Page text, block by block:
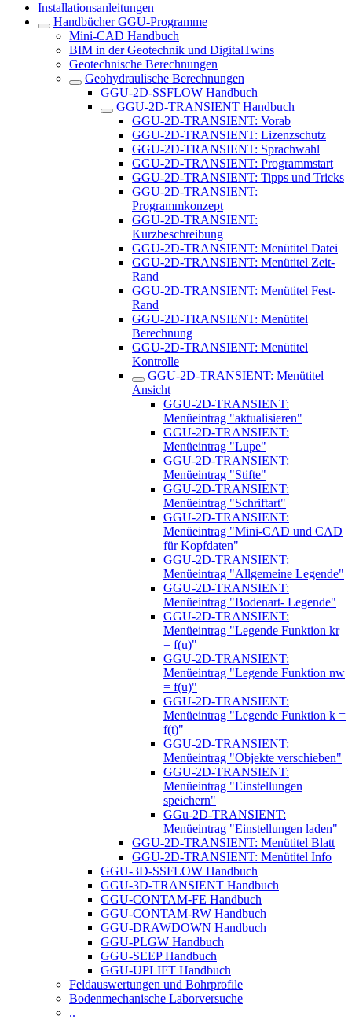
Installationsanleitungen
Handbücher GGU-Programme
Mini-CAD Handbuch
BIM in der Geotechnik und DigitalTwins
Geotechnische Berechnungen
Geohydraulische Berechnungen
GGU-2D-SSFLOW Handbuch
GGU-2D-TRANSIENT Handbuch
GGU-2D-TRANSIENT: Vorab
GGU-2D-TRANSIENT: Lizenzschutz
GGU-2D-TRANSIENT: Sprachwahl
GGU-2D-TRANSIENT: Programmstart
GGU-2D-TRANSIENT: Tipps und Tricks
GGU-2D-TRANSIENT:
Programmkonzept
GGU-2D-TRANSIENT:
Kurzbeschreibung
GGU-2D-TRANSIENT: Menütitel Datei
GGU-2D-TRANSIENT: Menütitel Zeit-
Rand
GGU-2D-TRANSIENT: Menütitel Fest-
Rand
GGU-2D-TRANSIENT: Menütitel
Berechnung
GGU-2D-TRANSIENT: Menütitel
Kontrolle
GGU-2D-TRANSIENT: Menütitel
Ansicht
GGU-2D-TRANSIENT:
Menüeintrag "aktualisieren"
GGU-2D-TRANSIENT:
Menüeintrag "Lupe"
GGU-2D-TRANSIENT:
Menüeintrag "Stifte"
GGU-2D-TRANSIENT:
Menüeintrag "Schriftart"
GGU-2D-TRANSIENT:
Menüeintrag "Mini-CAD und CAD
für Kopfdaten"
GGU-2D-TRANSIENT:
Menüeintrag "Allgemeine Legende"
GGU-2D-TRANSIENT:
Menüeintrag "Bodenart- Legende"
GGU-2D-TRANSIENT:
Menüeintrag "Legende Funktion kr
= f(u)"
GGU-2D-TRANSIENT:
Menüeintrag "Legende Funktion nw
= f(u)"
GGU-2D-TRANSIENT:
Menüeintrag "Legende Funktion k =
f(t)"
GGU-2D-TRANSIENT:
Menüeintrag "Objekte verschieben"
GGU-2D-TRANSIENT:
Menüeintrag "Einstellungen
speichern"
GGu-2D-TRANSIENT:
Menüeintrag "Einstellungen laden"
GGU-2D-TRANSIENT: Menütitel Blatt
GGU-2D-TRANSIENT: Menütitel Info
GGU-3D-SSFLOW Handbuch
GGU-3D-TRANSIENT Handbuch
GGU-CONTAM-FE Handbuch
GGU-CONTAM-RW Handbuch
GGU-DRAWDOWN Handbuch
GGU-PLGW Handbuch
GGU-SEEP Handbuch
GGU-UPLIFT Handbuch
Feldauswertungen und Bohrprofile
Bodenmechanische Laborversuche
..